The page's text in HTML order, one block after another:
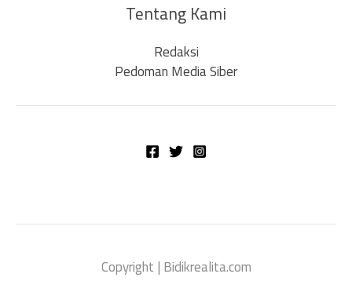
Tentang Kami
Redaksi
Pedoman Media Siber
Copyright | Bidikrealita.com